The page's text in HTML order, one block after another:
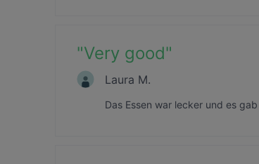
"Very good"
Laura M.
Das Essen war lecker und es